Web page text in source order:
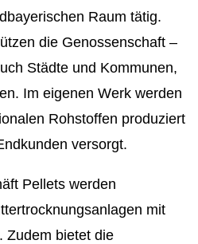
Raum tätig.
die Genossenschaft –
Städte und Kommunen,
Im eigenen Werk werden
Rohstoffen produziert
versorgt.
Pellets werden
mit
Zudem bietet die